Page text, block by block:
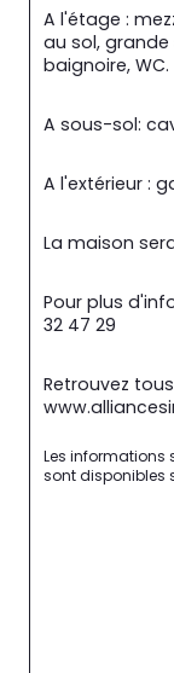
A l'étage :
au sol,
baignoire, WC.
A sous-sol:
A l'extérieur :
La maison
Pour plus
32 47 29
Retrouvez
Les informations
sont disponibles